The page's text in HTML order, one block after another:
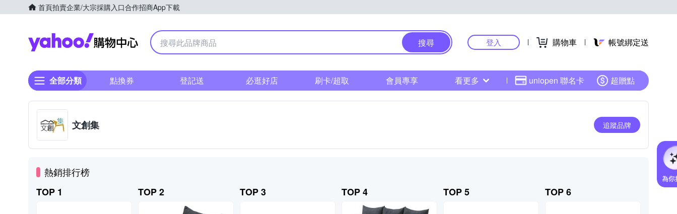
首頁拍賣企業/大宗採購入口合作招商App下載
Yahoo購物中心
搜尋 登入 購物車 帳號綁定送
全部分類 點換券 登記送 必逛好店 刷卡/超取 會員專享 看更多 uniopen 聯名卡 超贈點
文創集 追蹤品牌
熱銷排行榜
TOP 1
TOP 2 TOP 3 TOP 4 TOP 5 TOP 6